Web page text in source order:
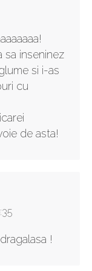
sa inseninez
si i-as
cu
de asta!
!